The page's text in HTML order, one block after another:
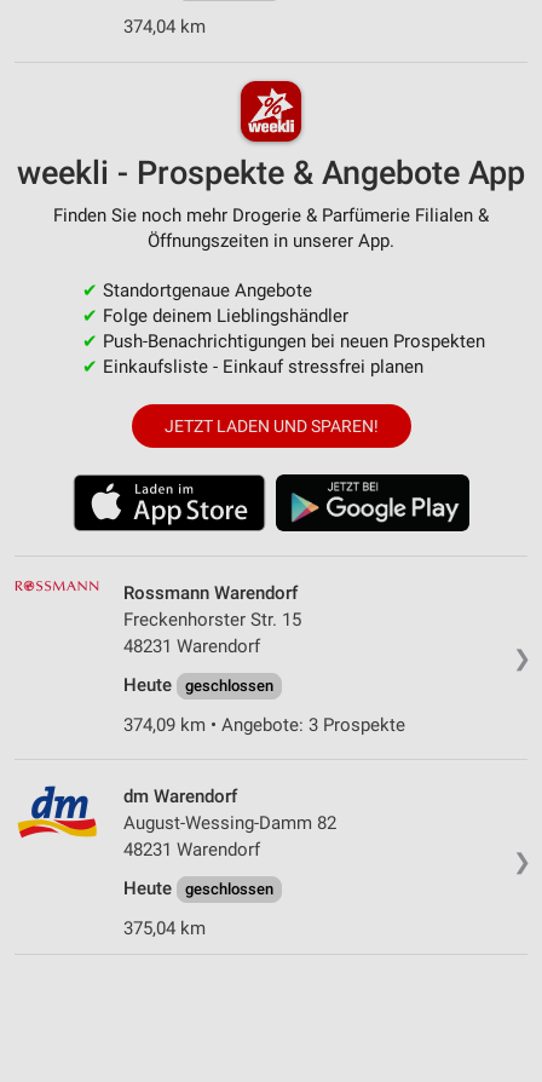
374,04 km
weekli - Prospekte & Angebote App
Finden Sie noch mehr Drogerie & Parfümerie Filialen &
Öffnungszeiten in unserer App.
✔ Standortgenaue Angebote
✔ Folge deinem Lieblingshändler
✔ Push-Benachrichtigungen bei neuen Prospekten
✔ Einkaufsliste - Einkauf stressfrei planen
JETZT LADEN UND SPAREN!
❯
Rossmann Warendorf
Freckenhorster Str. 15
48231 Warendorf
Heute
geschlossen
374,09 km • Angebote: 3 Prospekte
❯
dm Warendorf
August-Wessing-Damm 82
48231 Warendorf
Heute
geschlossen
375,04 km